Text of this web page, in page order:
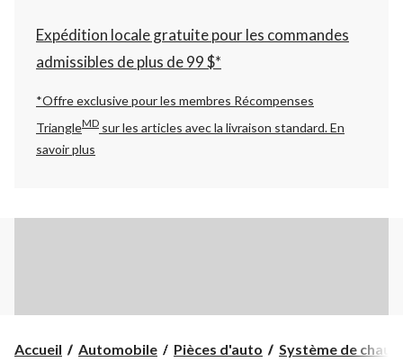
Expédition locale gratuite pour les commandes
admissibles de plus de 99 $*
*Offre exclusive pour les membres Récompenses
TriangleMD sur les articles avec la livraison standard.En
savoir plus
Accueil Automobile Pièces d'auto Système de